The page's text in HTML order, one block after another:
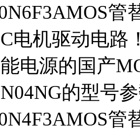
管
电机驱动电路
电源的国产
的型号
管